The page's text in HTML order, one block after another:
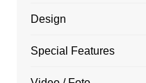
Design
Special Features